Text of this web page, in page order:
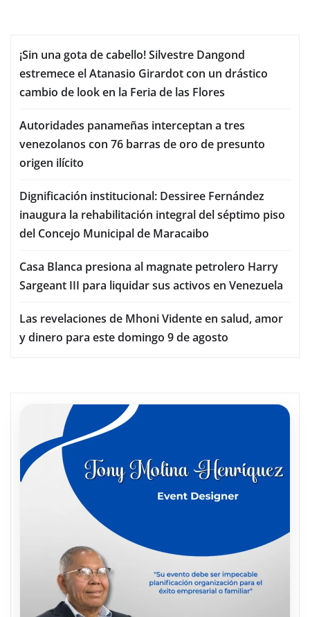
¡Sin una gota de cabello! Silvestre Dangond
estremece el Atanasio Girardot con un drástico
cambio de look en la Feria de las Flores
Autoridades panameñas interceptan a tres
venezolanos con 76 barras de oro de presunto
origen ilícito
Dignificación institucional: Dessiree Fernández
inaugura la rehabilitación integral del séptimo piso
del Concejo Municipal de Maracaibo
Casa Blanca presiona al magnate petrolero Harry
Sargeant III para liquidar sus activos en Venezuela
Las revelaciones de Mhoni Vidente en salud, amor
y dinero para este domingo 9 de agosto